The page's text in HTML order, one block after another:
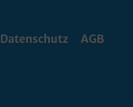
Datenschutz AGB